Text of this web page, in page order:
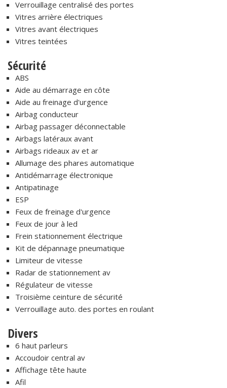
Verrouillage centralisé des portes
Vitres arrière électriques
Vitres avant électriques
Vitres teintées
Sécurité
ABS
Aide au démarrage en côte
Aide au freinage d'urgence
Airbag conducteur
Airbag passager déconnectable
Airbags latéraux avant
Airbags rideaux av et ar
Allumage des phares automatique
Antidémarrage électronique
Antipatinage
ESP
Feux de freinage d'urgence
Feux de jour à led
Frein stationnement électrique
Kit de dépannage pneumatique
Limiteur de vitesse
Radar de stationnement av
Régulateur de vitesse
Troisième ceinture de sécurité
Verrouillage auto. des portes en roulant
Divers
6 haut parleurs
Accoudoir central av
Affichage tête haute
Afil